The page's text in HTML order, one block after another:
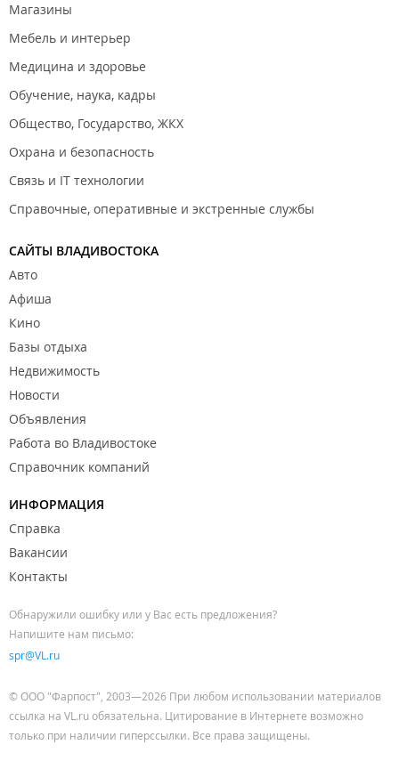
Магазины
Мебель и интерьер
Медицина и здоровье
Обучение, наука, кадры
Общество, Государство, ЖКХ
Охрана и безопасность
Связь и IT технологии
Справочные, оперативные и экстренные службы
САЙТЫ ВЛАДИВОСТОКА
Авто
Афиша
Кино
Базы отдыха
Недвижимость
Новости
Объявления
Работа во Владивостоке
Справочник компаний
ИНФОРМАЦИЯ
Справка
Вакансии
Контакты
Обнаружили ошибку или у Вас есть предложения?
Напишите нам письмо:
spr@VL.ru
© ООО "Фарпост", 2003—2026 При любом использовании материалов
ссылка на VL.ru обязательна. Цитирование в Интернете возможно
только при наличии гиперссылки. Все права защищены.